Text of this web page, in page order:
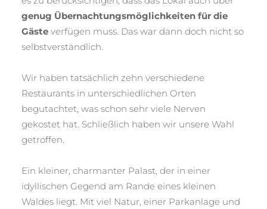
genug Übernachtungsmöglichkeiten für die
Gäste verfügen muss. Das war dann doch nicht so
selbstverständlich.
Wir haben tatsächlich zehn verschiedene
Restaurants in unterschiedlichen Orten
begutachtet, was schon sehr viele Nerven
gekostet hat. Schließlich haben wir unsere Wahl
getroffen.
Ein kleiner, charmanter Palast, der in einer
idyllischen Gegend am Rande eines kleinen
Waldes liegt. Mit viel Natur, einer Parkanlage und